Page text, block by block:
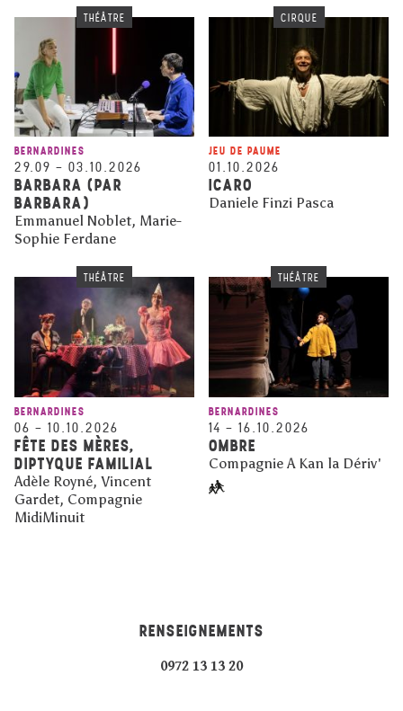
THÉÂTRE
BERNARDINES
29.09 – 03.10.2026
BARBARA (PAR
BARBARA)
Emmanuel Noblet, Marie-
Sophie Ferdane
CIRQUE
JEU DE PAUME
01.10.2026
ICARO
Daniele Finzi Pasca
THÉÂTRE
BERNARDINES
06 – 10.10.2026
FÊTE DES MÈRES,
DIPTYQUE FAMILIAL
Adèle Royné, Vincent
Gardet, Compagnie
MidiMinuit
THÉÂTRE
BERNARDINES
14 – 16.10.2026
OMBRE
Compagnie A Kan la Dériv'
RENSEIGNEMENTS
0972 13 13 20